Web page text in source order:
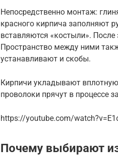
Непосредственно монтаж:
красного кирпича заполняют
вставляются «костыли».
Пространство между ними
устанавливают и скобы.
Кирпичи укладывают
проволоки прячут в процессе
https://youtube.com/
Почему выбирают